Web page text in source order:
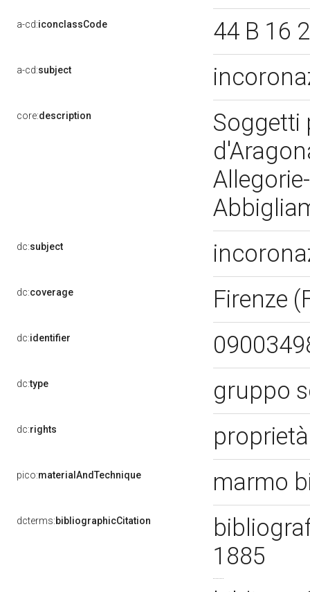
a-cd:iconclassCode 44 B 16
a-cd:subject
core:description
Soggetti
dc:subject
dc:coverage Firenze
dc:identifier
dc:type gruppo
dc:rights
pico:materialAndTechnique marmo
dcterms:bibliographicCitation
1885